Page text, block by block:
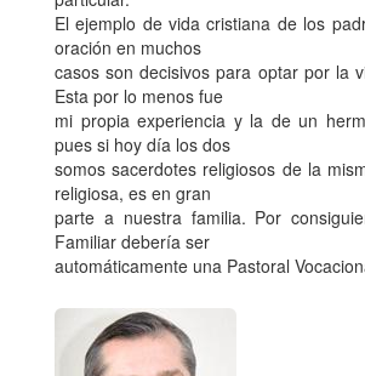
El ejemplo de vida cristiana de los
oración en muchos
casos son decisivos para optar por la
Esta por lo menos fue
mi propia experiencia y la de un
pues si hoy día los dos
somos sacerdotes religiosos de la
religiosa, es en gran
parte a nuestra familia. Por
Familiar debería ser
automáticamente una Pastoral